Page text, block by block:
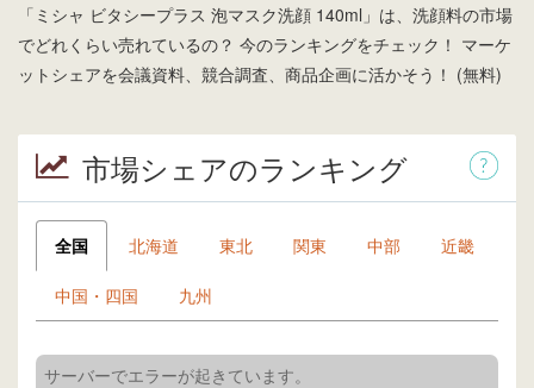
「ミシャ ビタシープラス 泡マスク洗顔 140ml」は、洗顔料の市場
でどれくらい売れているの？ 今のランキングをチェック！ マーケ
ットシェアを会議資料、競合調査、商品企画に活かそう！ (無料)
市場シェアのランキング
全国 北海道 東北 関東 中部 近畿
中国・四国 九州